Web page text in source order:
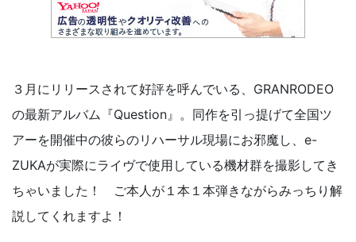
３月にリリースされて好評を呼んでいる、GRANRODEO
の最新アルバム『Question』。同作を引っ提げて全国ツ
アーを開催中の彼らのリハーサル現場にお邪魔し、e-
ZUKAが実際にライヴで使用している機材群を撮影してき
ちゃいました！ ご本人が１本１本弾きながらみっちり解
説してくれますよ！